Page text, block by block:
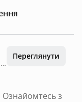
Повне повернення: за 14 днів до дати заїзду
Переглянути
Ознайомтесь з